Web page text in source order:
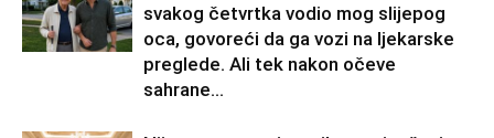
svakog četvrtka vodio mog slijepog
oca, govoreći da ga vozi na ljekarske
preglede. Ali tek nakon očeve
sahrane...